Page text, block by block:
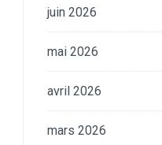
juin 2026
mai 2026
avril 2026
mars 2026